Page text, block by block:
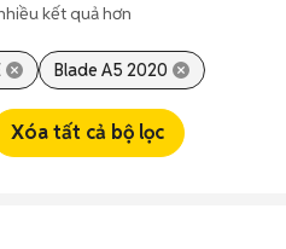
kết quả hơn
Blade A5 2020
Xóa tất cả bộ lọc